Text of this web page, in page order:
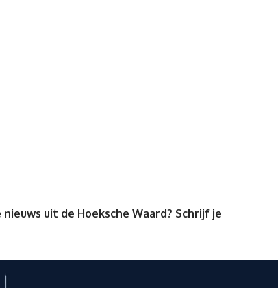
uit de Hoeksche Waard? Schrijf je